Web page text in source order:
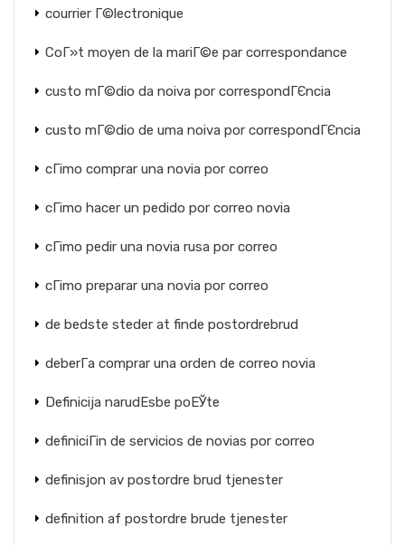
courrier Г©lectronique
CoГ»t moyen de la mariГ©e par correspondance
custo mГ©dio da noiva por correspondГЄncia
custo mГ©dio de uma noiva por correspondГЄncia
cГіmo comprar una novia por correo
cГіmo hacer un pedido por correo novia
cГіmo pedir una novia rusa por correo
cГіmo preparar una novia por correo
de bedste steder at finde postordrebrud
deberГ­a comprar una orden de correo novia
Definicija narudЕѕbe poЕЎte
definiciГіn de servicios de novias por correo
definisjon av postordre brud tjenester
definition af postordre brude tjenester